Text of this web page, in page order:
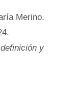
Merino.
y